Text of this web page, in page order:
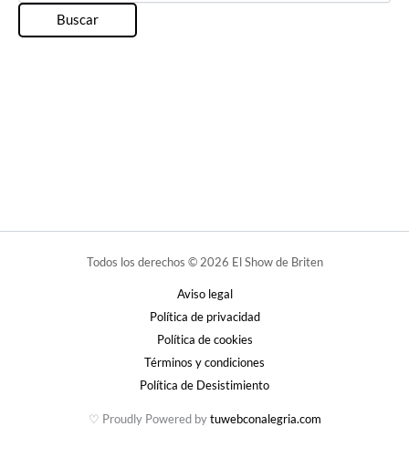
Todos los derechos © 2026 El Show de Briten
Aviso legal
Política de privacidad
Política de cookies
Términos y condiciones
Política de Desistimiento
♡ Proudly Powered bytuwebconalegria.com